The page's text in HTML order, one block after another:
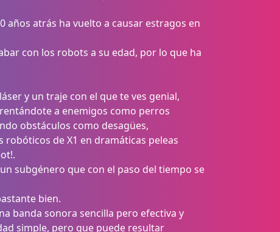
atrás ha vuelto a causar estragos en
con los robots a su edad, por lo que ha
y un traje con el que te ves genial,
a enemigos como perros
obstáculos como desagües,
de X1 en dramáticas peleas
subgénero que con el paso del tiempo se
bien.
banda sonora sencilla pero efectiva y
simple, pero que puede resultar